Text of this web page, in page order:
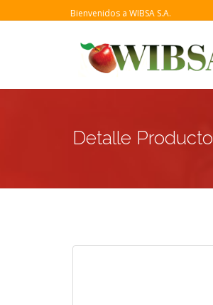
Bienvenidos a WIBSA S.A.
Detalle Producto